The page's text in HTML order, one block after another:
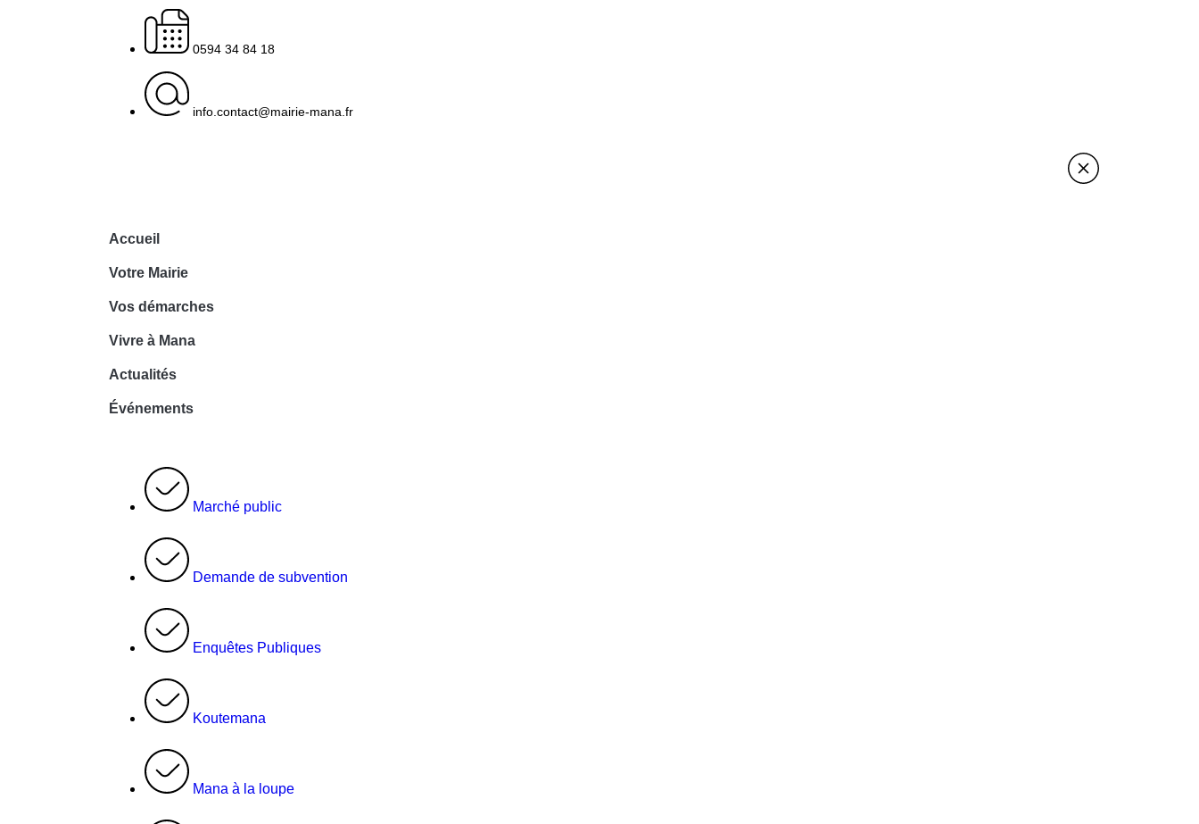
0594 34 84 18
info.contact@mairie-mana.fr
Accueil
Votre Mairie
Vos démarches
Vivre à Mana
Actualités
Événements
Marché public
Demande de subvention
Enquêtes Publiques
Koutemana
Mana à la loupe